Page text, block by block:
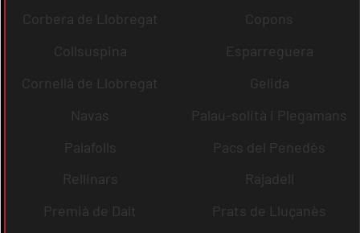
Corbera de Llobregat
Copons
Collsuspina
Esparreguera
Cornellà de Llobregat
Gelida
Navas
Palau-solità i Plegamans
Palafolls
Pacs del Penedès
Rellinars
Rajadell
Premià de Dalt
Prats de Lluçanès